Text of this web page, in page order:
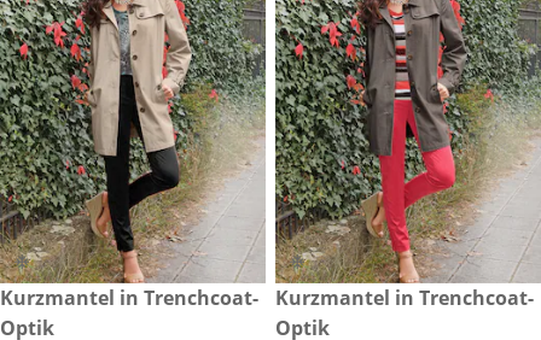
€ 119,00
Kurzmantel in Trenchcoat-
Optik
€ 119,00
Kurzmantel in Trenchcoat-
Optik